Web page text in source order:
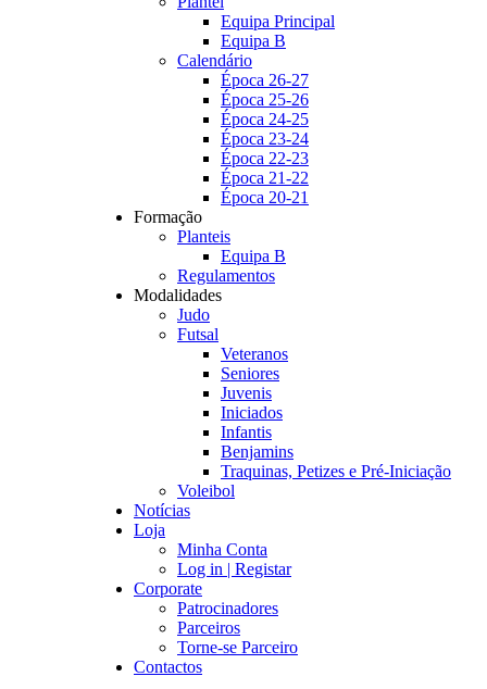
Equipa Principal
Equipa B
Calendário
Época 26-27
Época 25-26
Época 24-25
Época 23-24
Época 22-23
Época 21-22
Época 20-21
Formação
Planteis
Equipa B
Regulamentos
Modalidades
Judo
Futsal
Veteranos
Seniores
Juvenis
Iniciados
Infantis
Benjamins
Traquinas, Petizes e Pré-Iniciação
Voleibol
Notícias
Loja
Minha Conta
Log in | Registar
Corporate
Patrocinadores
Parceiros
Torne-se Parceiro
Contactos